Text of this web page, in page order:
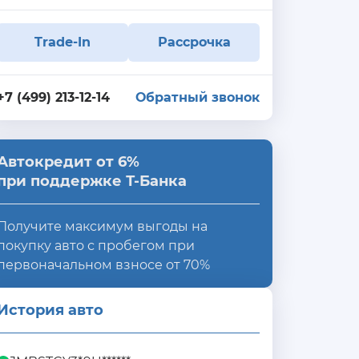
Trade-In Рассрочка
(499) 213-12-14 Обратный звонок
от 6%
поддержке Т-Банка
максимум выгоды на
авто с пробегом при
взносе от 70%
авто